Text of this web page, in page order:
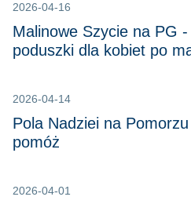
2026-04-16
Malinowe Szycie na PG
poduszki dla kobiet po
2026-04-14
Pola Nadziei na
pomóż
2026-04-01